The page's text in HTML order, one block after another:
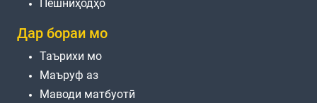
Пешниҳодҳо
Дар бораи мо
Таърихи мо
Маъруф аз
Маводи матбуотӣ